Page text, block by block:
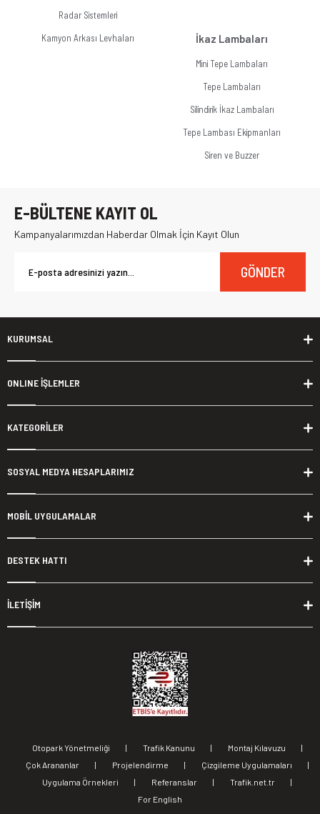
Radar Sistemleri
Kamyon Arkası Levhaları
İkaz Lambaları
Mini Tepe Lambaları
Tepe Lambaları
Silindirik İkaz Lambaları
Tepe Lambası Ekipmanları
Siren ve Buzzer
E-BÜLTENE KAYIT OL
Kampanyalarımızdan Haberdar Olmak İçin Kayıt Olun
GÖNDER
KURUMSAL
ONLINE İŞLEMLER
KATEGORİLER
SOSYAL MEDYA HESAPLARIMIZ
MOBİL UYGULAMALAR
DESTEK HATTI
İLETİŞİM
Otopark Yönetmeliği | Trafik Kanunu | Montaj Kılavuzu
|
Çok Arananlar
| Projelendirme | Çizgileme Uygulamaları
|
Uygulama Örnekleri
| Referanslar | Trafik.net.tr
|
For English